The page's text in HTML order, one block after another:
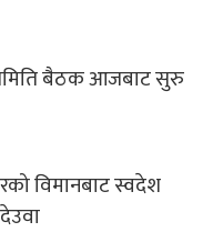
बैठक आजबाट सुरु
विमानबाट स्वदेश